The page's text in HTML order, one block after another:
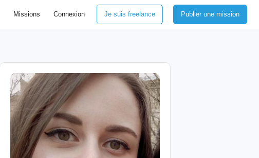
Missions Connexion Je suis freelance Publier une mission